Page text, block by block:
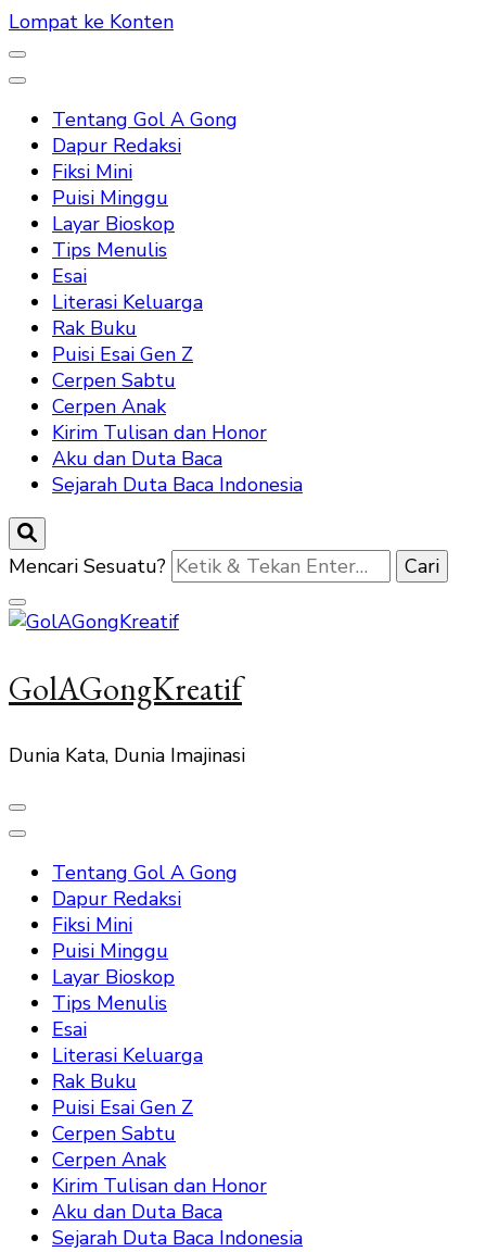
Lompat ke Konten
Tentang Gol A Gong
Dapur Redaksi
Fiksi Mini
Puisi Minggu
Layar Bioskop
Tips Menulis
Esai
Literasi Keluarga
Rak Buku
Puisi Esai Gen Z
Cerpen Sabtu
Cerpen Anak
Kirim Tulisan dan Honor
Aku dan Duta Baca
Sejarah Duta Baca Indonesia
Mencari Sesuatu?
GolAGongKreatif
Dunia Kata, Dunia Imajinasi
Tentang Gol A Gong
Dapur Redaksi
Fiksi Mini
Puisi Minggu
Layar Bioskop
Tips Menulis
Esai
Literasi Keluarga
Rak Buku
Puisi Esai Gen Z
Cerpen Sabtu
Cerpen Anak
Kirim Tulisan dan Honor
Aku dan Duta Baca
Sejarah Duta Baca Indonesia